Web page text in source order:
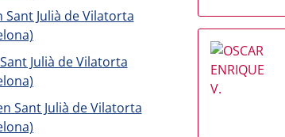
Julià de Vilatorta
Julià de Vilatorta
Sant Julià de Vilatorta